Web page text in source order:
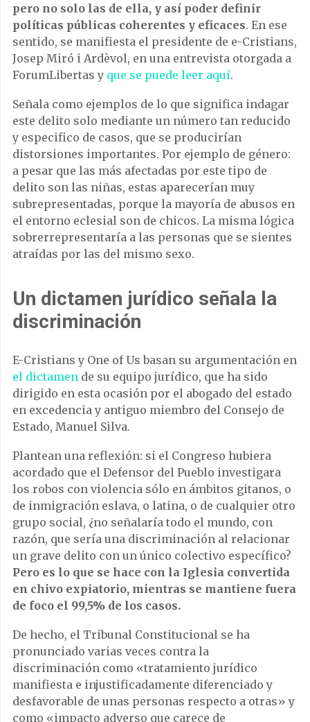
pero no solo las de ella, y así poder definir
políticas públicas coherentes y eficaces. En ese
sentido, se manifiesta el presidente de e-Cristians,
Josep Miró i Ardèvol, en una entrevista otorgada a
ForumLibertas y que se puede leer aquí.
Señala como ejemplos de lo que significa indagar
este delito solo mediante un número tan reducido
y especifico de casos, que se producirían
distorsiones importantes. Por ejemplo de género:
a pesar que las más afectadas por este tipo de
delito son las niñas, estas aparecerían muy
subrepresentadas, porque la mayoría de abusos en
el entorno eclesial son de chicos. La misma lógica
sobrerrepresentaría a las personas que se sientes
atraídas por las del mismo sexo.
Un dictamen jurídico señala la
discriminación
E-Cristians y One of Us basan su argumentación en
el dictamen de su equipo jurídico, que ha sido
dirigido en esta ocasión por el abogado del estado
en excedencia y antiguo miembro del Consejo de
Estado, Manuel Silva.
Plantean una reflexión: si el Congreso hubiera
acordado que el Defensor del Pueblo investigara
los robos con violencia sólo en ámbitos gitanos, o
de inmigración eslava, o latina, o de cualquier otro
grupo social, ¿no señalaría todo el mundo, con
razón, que sería una discriminación al relacionar
un grave delito con un único colectivo específico?
Pero es lo que se hace con la Iglesia convertida
en chivo expiatorio, mientras se mantiene fuera
de foco el 99,5% de los casos.
De hecho, el Tribunal Constitucional se ha
pronunciado varias veces contra la
discriminación como «tratamiento jurídico
manifiesta e injustificadamente diferenciado y
desfavorable de unas personas respecto a otras» y
como «impacto adverso que carece de